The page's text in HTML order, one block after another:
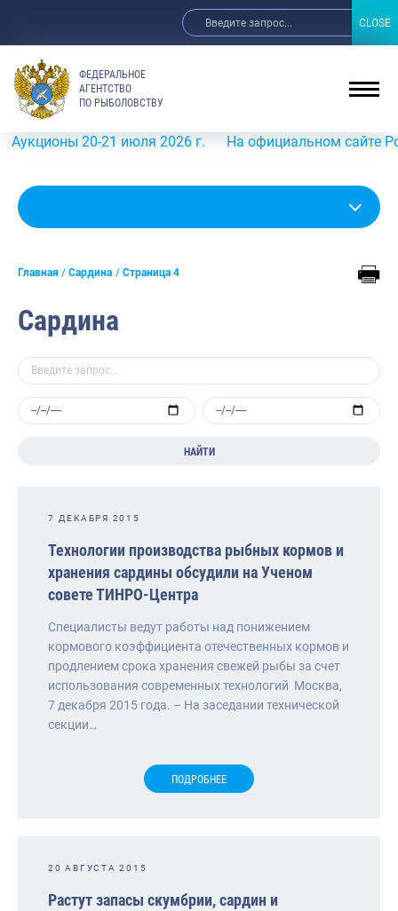
ФЕДЕРАЛЬНОЕ
АГЕНТСТВО
ПО РЫБОЛОВСТВУ
20-21 июля 2026 г. На официальном сайте
Главная Сардина Страница 4
Сардина
НАЙТИ
7 ДЕКАБРЯ 2015
Технологии производства рыбных кормов и
хранения сардины обсудили на Ученом
совете ТИНРО-Центра
Специалисты ведут работы над понижением
кормового коэффициента отечественных кормов и
продлением срока хранения свежей рыбы за счет
использования современных технологий Москва,
7 декабря 2015 года. – На заседании технической
секции…
ПОДРОБНЕЕ
20 АВГУСТА 2015
Растут запасы скумбрии, сардин и
CLOSE
CLOSE